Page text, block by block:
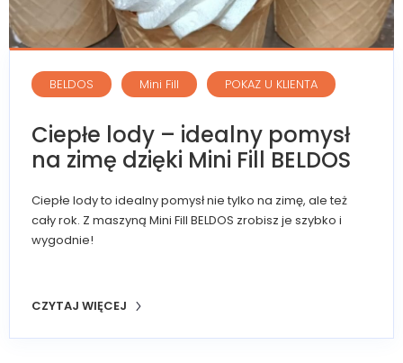
BELDOS Mini Fill POKAZ U KLIENTA
Ciepłe lody – idealny pomysł
na zimę dzięki Mini Fill BELDOS
Ciepłe lody to idealny pomysł nie tylko na zimę, ale też
cały rok. Z maszyną Mini Fill BELDOS zrobisz je szybko i
wygodnie!
CZYTAJ WIĘCEJ